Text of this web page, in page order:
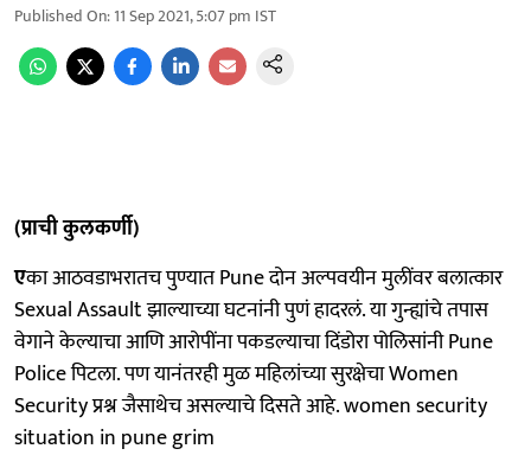
Published On:11 Sep 2021, 5:07 pm IST
(प्राची कुलकर्णी)
एका आठवडाभरातच पुण्यात Pune दोन अल्पवयीन मुलींवर बलात्कार
Sexual Assault झाल्याच्या घटनांनी पुणं हादरलं. या गुन्ह्यांचे तपास
वेगाने केल्याचा आणि आरोपींना पकडल्याचा दिंडोरा पोलिसांनी Pune
Police पिटला. पण यानंतरही मुळ महिलांच्या सुरक्षेचा Women
Security प्रश्न जैसाथेच असल्याचे दिसते आहे. women security
situation in pune grim